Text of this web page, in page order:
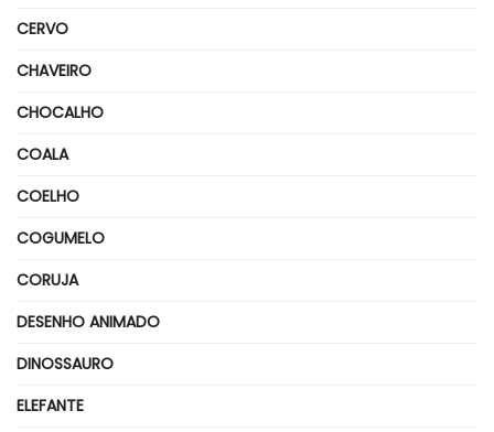
CERVO
CHAVEIRO
CHOCALHO
COALA
COELHO
COGUMELO
CORUJA
DESENHO ANIMADO
DINOSSAURO
ELEFANTE